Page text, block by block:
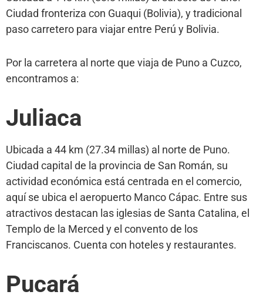
Ciudad fronteriza con Guaqui (Bolivia), y tradicional
paso carretero para viajar entre Perú y Bolivia.
Por la carretera al norte que viaja de Puno a Cuzco,
encontramos a:
Juliaca
Ubicada a 44 km (27.34 millas) al norte de Puno.
Ciudad capital de la provincia de San Román, su
actividad económica está centrada en el comercio,
aquí se ubica el aeropuerto Manco Cápac. Entre sus
atractivos destacan las iglesias de Santa Catalina, el
Templo de la Merced y el convento de los
Franciscanos. Cuenta con hoteles y restaurantes.
Pucará